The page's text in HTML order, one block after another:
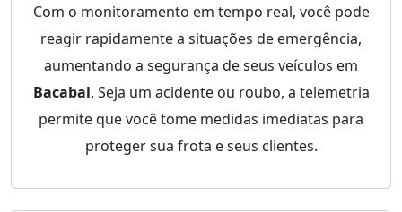
Com o monitoramento em tempo real, você pode
reagir rapidamente a situações de emergência,
aumentando a segurança de seus veículos em
Bacabal. Seja um acidente ou roubo, a telemetria
permite que você tome medidas imediatas para
proteger sua frota e seus clientes.